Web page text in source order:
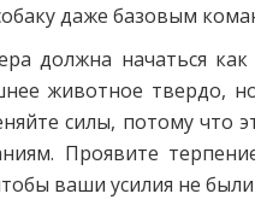
даже базовым
должна начаться
животное твердо,
силы, потому что
Проявите
ваши усилия не